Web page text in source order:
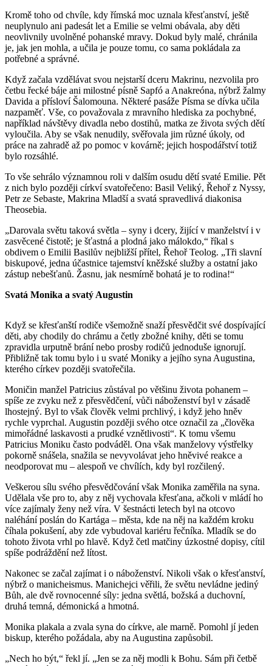
Kromě toho od chvíle, kdy římská moc uznala křesťanství, ještě
neuplynulo ani padesát let a Emilie se velmi obávala, aby děti
neovlivnily uvolněné pohanské mravy. Dokud byly malé, chránila
je, jak jen mohla, a učila je pouze tomu, co sama pokládala za
potřebné a správné.
Když začala vzdělávat svou nejstarší dceru Makrinu, nezvolila pro
četbu řecké báje ani milostné písně Sapfó a Anakreóna, nýbrž žalmy
Davida a přísloví Šalomouna. Některé pasáže Písma se dívka učila
nazpaměť. Vše, co považovala z mravního hlediska za pochybné,
například návštěvy divadla nebo dostihů, matka ze života svých dětí
vyloučila. Aby se však nenudily, svěřovala jim různé úkoly, od
práce na zahradě až po pomoc v kovárně; jejich hospodářství totiž
bylo rozsáhlé.
To vše sehrálo významnou roli v dalším osudu dětí svaté Emilie. Pět
z nich bylo později církví svatořečeno: Basil Veliký, Řehoř z Nyssy,
Petr ze Sebaste, Makrina Mladší a svatá spravedlivá diakonisa
Theosebia.
„Darovala světu taková světla – syny i dcery, žijící v manželství i v
zasvěcené čistotě; je šťastná a plodná jako málokdo,“ říkal s
obdivem o Emilii Basilův nejbližší přítel, Řehoř Teolog. „Tři slavní
biskupové, jedna účastnice tajemství kněžské služby a ostatní jako
zástup nebešťanů. Žasnu, jak nesmírně bohatá je to rodina!“
Svatá Monika a svatý Augustin
Když se křesťanští rodiče všemožně snaží přesvědčit své dospívající
děti, aby chodily do chrámu a četly zbožné knihy, děti se tomu
zpravidla urputně brání nebo prosby rodičů jednoduše ignorují.
Přibližně tak tomu bylo i u svaté Moniky a jejího syna Augustina,
kterého církev později svatořečila.
Moničin manžel Patricius zůstával po většinu života pohanem –
spíše ze zvyku než z přesvědčení, vůči náboženství byl v zásadě
lhostejný. Byl to však člověk velmi prchlivý, i když jeho hněv
rychle vyprchal. Augustin později svého otce označil za „člověka
mimořádné laskavosti a prudké vznětlivosti“. K tomu všemu
Patricius Moniku často podváděl. Ona však manželovy výstřelky
pokorně snášela, snažila se nevyvolávat jeho hněvivé reakce a
neodporovat mu – alespoň ve chvílích, kdy byl rozčilený.
Veškerou sílu svého přesvědčování však Monika zaměřila na syna.
Udělala vše pro to, aby z něj vychovala křesťana, ačkoli v mládí ho
více zajímaly ženy než víra. V šestnácti letech byl na otcovo
naléhání poslán do Kartága – města, kde na něj na každém kroku
číhala pokušení, aby zde vybudoval kariéru řečníka. Mladík se do
tohoto života vrhl po hlavě. Když četl matčiny úzkostné dopisy, cítil
spíše podráždění než lítost.
Nakonec se začal zajímat i o náboženství. Nikoli však o křesťanství,
nýbrž o manicheismus. Manichejci věřili, že světu nevládne jediný
Bůh, ale dvě rovnocenné síly: jedna světlá, božská a duchovní,
druhá temná, démonická a hmotná.
Monika plakala a zvala syna do církve, ale marně. Pomohl jí jeden
biskup, kterého požádala, aby na Augustina zapůsobil.
„Nech ho být,“ řekl jí. „Jen se za něj modli k Bohu. Sám při četbě